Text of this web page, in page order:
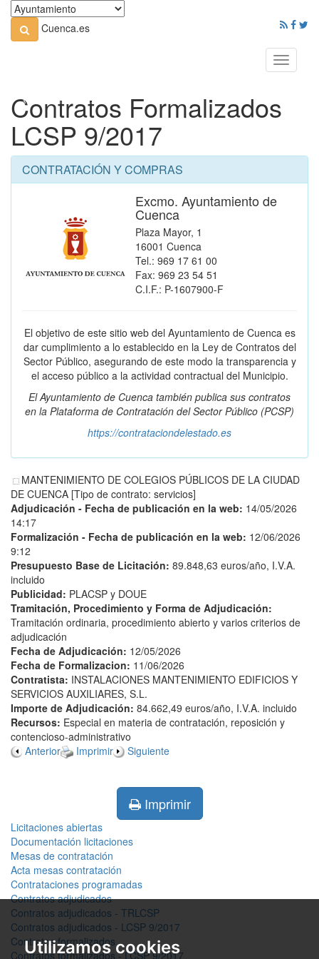
Utilizamos cookies
Cuenca.es
Toggle
Contratos Formalizados
LCSP 9/2017
CONTRATACIÓN Y COMPRAS
Excmo. Ayuntamiento de
Cuenca
Plaza Mayor, 1
16001 Cuenca
Tel.: 969 17 61 00
Fax: 969 23 54 51
C.I.F.: P-1607900-F
El objetivo de este sitio web del Ayuntamiento de Cuenca es
dar cumplimiento a lo establecido en la Ley de Contratos del
Sector Público, asegurando de este modo la transparencia y
el acceso público a la actividad contractual del Municipio.
El Ayuntamiento de Cuenca también publica sus contratos
en la Plataforma de Contratación del Sector Público (PCSP)
https://contrataciondelestado.es
MANTENIMIENTO DE COLEGIOS PÚBLICOS DE LA CIUDAD
DE CUENCA [Tipo de contrato: servicios]
Adjudicación - Fecha de publicación en la web: 14/05/2026
14:17
Formalización - Fecha de publicación en la web: 12/06/2026
9:12
Presupuesto Base de Licitación: 89.848,63 euros/año, I.V.A.
incluido
Publicidad: PLACSP y DOUE
Tramitación, Procedimiento y Forma de Adjudicación:
Tramitación ordinaria, procedimiento abierto y varios criterios de
adjudicación
Fecha de Adjudicación: 12/05/2026
Fecha de Formalizacion: 11/06/2026
Contratista: INSTALACIONES MANTENIMIENTO EDIFICIOS Y
SERVICIOS AUXILIARES, S.L.
Importe de Adjudicación: 84.662,49 euros/año, I.V.A. incluido
Recursos: Especial en materia de contratación, reposición y
contencioso-administrativo
Anterior
Imprimir Siguiente
Imprimir
Licitaciones abiertas
Documentación licitaciones
Mesas de contratación
Acta mesas contratación
Contrataciones programadas
Contratos adjudicados
Contratos adjudicados - TRLCSP
Contratos adjudicados - LCSP 9/2017
Contratos formalizados
Contratos formalizados - LCSP 9/2017